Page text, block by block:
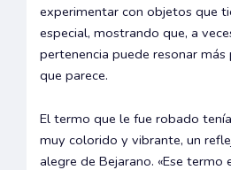
experimentar con objetos que
especial, mostrando que, a
pertenencia puede resonar
que parece.
El termo que le fue robado
muy colorido y vibrante, un
alegre de Bejarano. «Ese termo